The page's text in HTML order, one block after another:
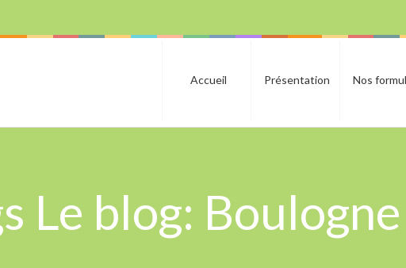
Accueil Présentation Nos
Le blog: Boulogne